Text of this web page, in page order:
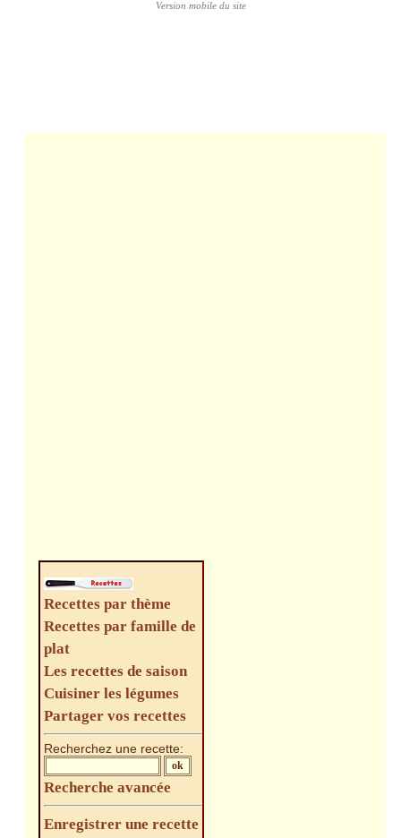
Recettes par thème
Recettes par famille de
plat
Les recettes de saison
Cuisiner les légumes
Partager vos recettes
Recherchez une recette:
Recherche avancée
Enregistrer une recette